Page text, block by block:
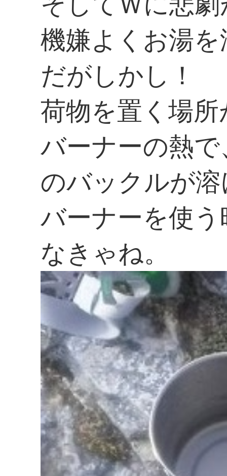
機嫌よくお湯
だがしかし！
荷物を置く場
バーナーの熱
のバックルが
バーナーを使
なきゃね。